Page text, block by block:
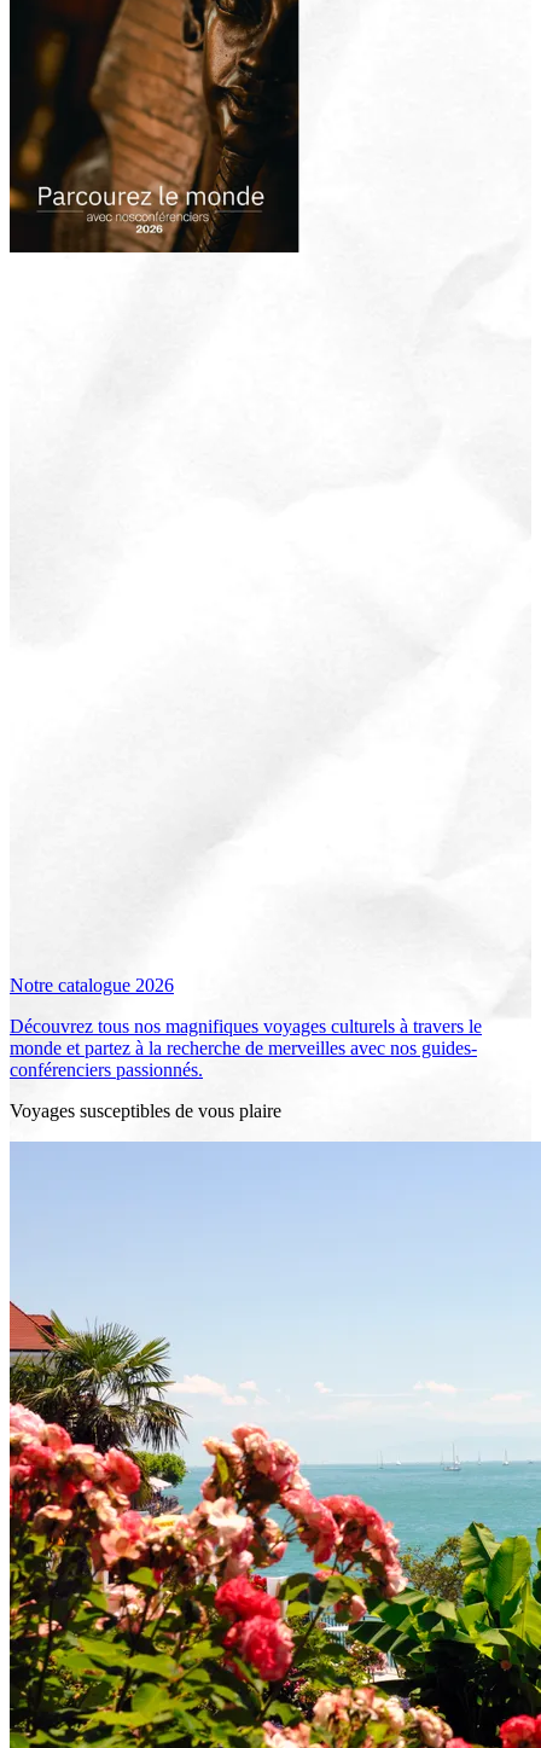
Notre catalogue 2026
Découvrez tous nos magnifiques voyages culturels à travers le
monde et partez à la recherche de merveilles avec nos guides-
conférenciers passionnés.
Voyages susceptibles de vous plaire